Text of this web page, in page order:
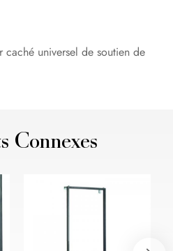
caché universel de soutien de
Connexes